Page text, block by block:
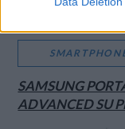
SAMSUNG
ADVANCED SU